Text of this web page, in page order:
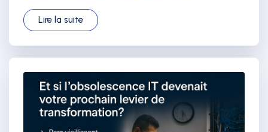
Lire la suite